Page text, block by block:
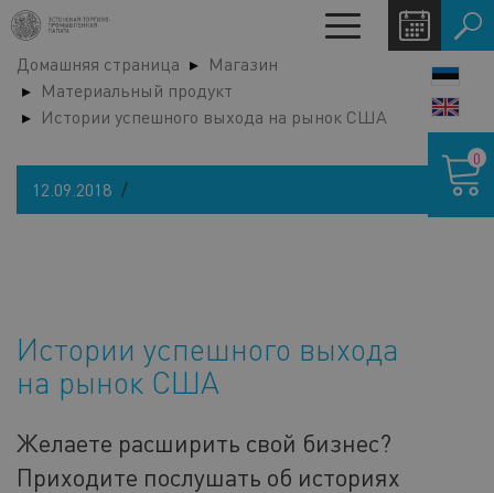
Перейти
основному
содержанию
Toggle
navigation
Домашняя страница
Магазин
Материальный продукт
Истории успешного выхода на рынок США
12.09.2018
Истории успешного выхода
на рынок США
Желаете расширить свой бизнес?
Приходите послушать об историях
Корзина
0